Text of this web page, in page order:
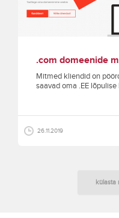
.com domeenide
Mitmed kliendid on
saavad oma .EE
26.11.2019
külasta